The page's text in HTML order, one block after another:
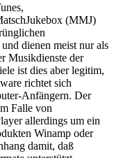
(MMJ)
dienen meist nur als
Musikdienste der
ist dies aber legitim,
richtet sich
Anfängern. Der
Falle von
allerdings um ein
Winamp oder
damit, daß